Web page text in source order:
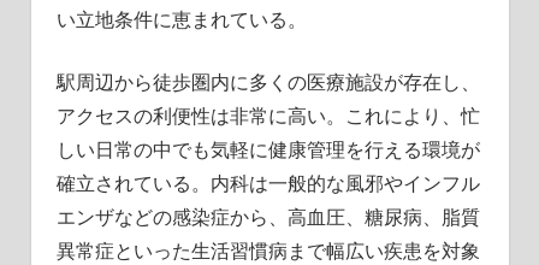
い立地条件に恵まれている。
駅周辺から徒歩圏内に多くの医療施設が存在し、
アクセスの利便性は非常に高い。これにより、忙
しい日常の中でも気軽に健康管理を行える環境が
確立されている。内科は一般的な風邪やインフル
エンザなどの感染症から、高血圧、糖尿病、脂質
異常症といった生活習慣病まで幅広い疾患を対象